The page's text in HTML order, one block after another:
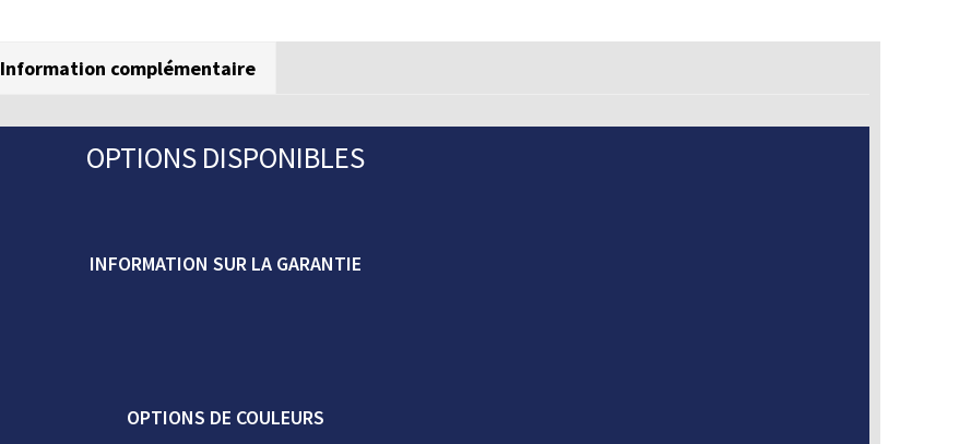
COURS
quantity
Information complémentaire
OPTIONS DISPONIBLES
INFORMATION SUR LA GARANTIE
OPTIONS DE COULEURS